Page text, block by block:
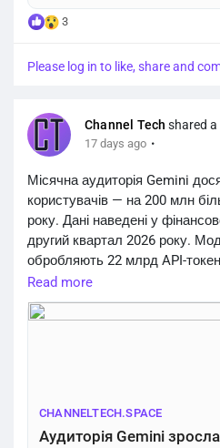
стратегія Meta у 2026 році.
3
Please log in to like, share and
Channel Tech shared a
17 days ago ·
Місячна аудиторія Gemini
користувачів — на 200 млн
року. Дані наведені у
другий квартал 2026 року.
обробляють 22 млрд API-
млрд наприкінці 2025 року.
Enterprise використовують
списку Fortune 100. Дохід
Read more
CHANNELTECH.SPACE